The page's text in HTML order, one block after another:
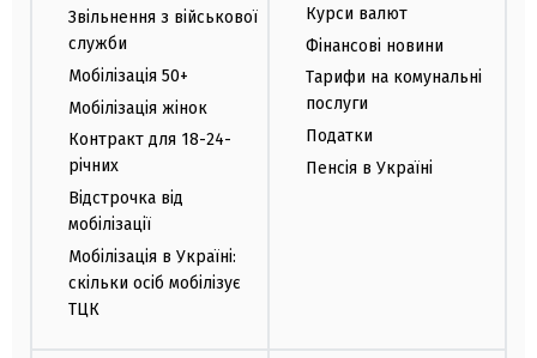
Звільнення з військової
служби
Мобілізація 50+
Мобілізація жінок
Контракт для 18-24-
річних
Відстрочка від
мобілізації
Мобілізація в Україні:
скільки осіб мобілізує
ТЦК
Курси валют
Фінансові новини
Тарифи на комунальні
послуги
Податки
Пенсія в Україні